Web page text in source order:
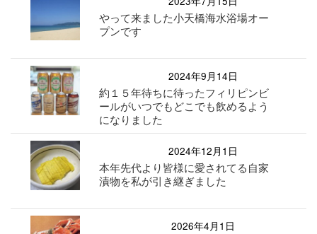
やって来ました小天橋海水浴場オー
プンです
2024年9月14日
約１５年待ちに待ったフィリピンビ
ールがいつでもどこでも飲めるよう
になりました
2024年12月1日
本年先代より皆様に愛されてる自家
漬物を私が引き継ぎました
2026年4月1日